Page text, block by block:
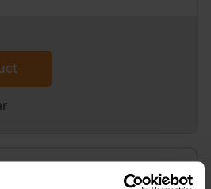
(1 jaar gratis